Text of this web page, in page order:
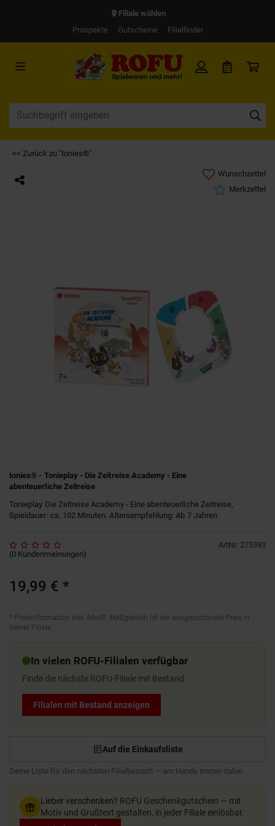
Filiale wählen
Prospekte
Gutscheine Filialfinder
<< Zurück zu "tonies®"
Wunschzettel
Merkzettel
tonies® - Tonieplay - Die Zeitreise Academy - Eine
abenteuerliche Zeitreise
Tonieplay Die Zeitreise Academy - Eine abenteuerliche Zeitreise,
Spieldauer: ca. 102 Minuten. Altersempfehlung: Ab 7 Jahren.
ArtNr: 275393
(0 Kundenmeinungen)
19,99 € *
* Preisinformation inkl. MwSt. Maßgeblich ist der ausgezeichnete Preis in
deiner Filiale.
In vielen ROFU-Filialen verfügbar
Finde die nächste ROFU-Filiale mit Bestand:
Filialen mit Bestand anzeigen
Auf die Einkaufsliste
Deine Liste für den nächsten Filialbesuch — am Handy immer dabei.
Lieber verschenken? ROFU Geschenkgutschein — mit
Motiv und Grußtext gestalten, in jeder Filiale einlösbar.